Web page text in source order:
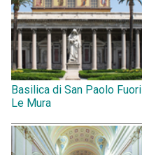
Basilica di San Paolo Fuori
Le Mura